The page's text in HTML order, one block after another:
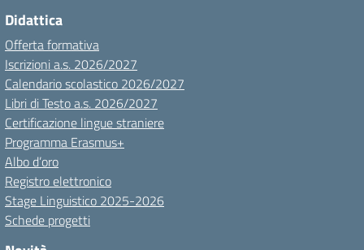
Didattica
Offerta formativa
Iscrizioni a.s. 2026/2027
Calendario scolastico 2026/2027
Libri di Testo a.s. 2026/2027
Certificazione lingue straniere
Programma Erasmus+
Albo d’oro
Registro elettronico
Stage Linguistico 2025-2026
Schede progetti